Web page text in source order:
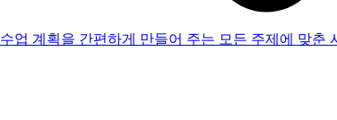
수업 계획을 간편하게 만들어 주는 모든 주제에 맞춘